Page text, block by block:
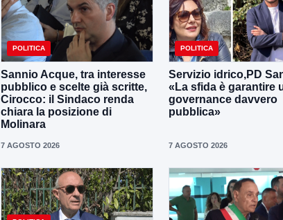
POLITICA
Sannio Acque, tra interesse
pubblico e scelte già scritte,
Cirocco: il Sindaco renda
chiara la posizione di
Molinara
7 AGOSTO 2026
POLITICA
Servizio idrico,PD
«La sfida è garantire
governance davvero
pubblica»
7 AGOSTO 2026